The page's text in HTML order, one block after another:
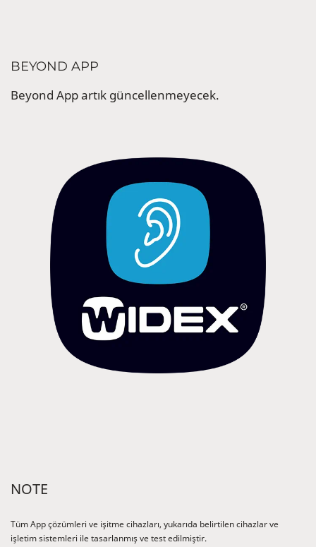
BEYOND APP
Beyond App artık güncellenmeyecek.
NOTE
Tüm App çözümleri ve işitme cihazları, yukarıda belirtilen cihazlar ve
işletim sistemleri ile tasarlanmış ve test edilmiştir.